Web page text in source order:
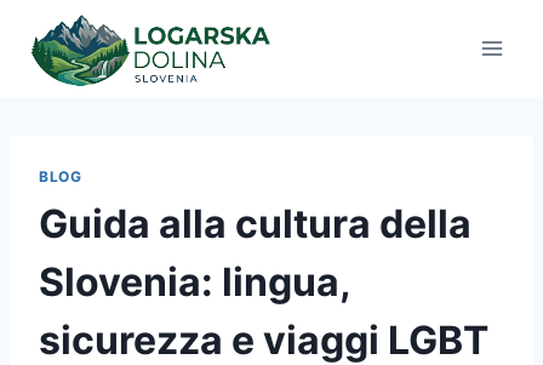
contenuto
BLOG
Guida alla cultura della
Slovenia: lingua,
sicurezza e viaggi LGBT